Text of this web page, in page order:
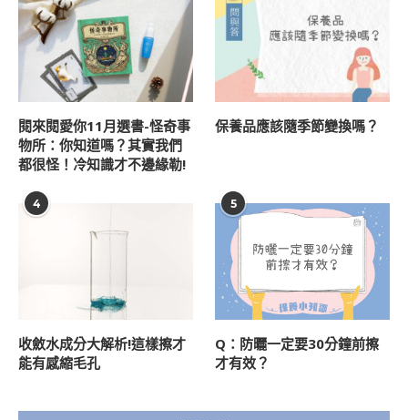
閱來閱愛你11月選書-怪奇事
物所：你知道嗎？其實我們
都很怪！冷知識才不邊緣勒!
保養品應該隨季節變換嗎？
4
收斂水成分大解析!這樣擦才
能有感縮毛孔
5
Q：防曬一定要30分鐘前擦
才有效？